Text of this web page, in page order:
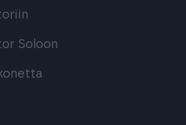
Soloon